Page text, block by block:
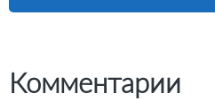
Комментарии